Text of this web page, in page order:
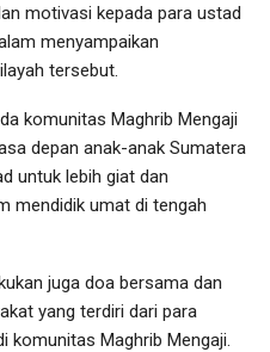
motivasi kepada para ustad
menyampaikan
tersebut.
komunitas Maghrib Mengaji
depan anak-anak Sumatera
untuk lebih giat dan
mendidik umat di tengah
juga doa bersama dan
yang terdiri dari para
komunitas Maghrib Mengaji.